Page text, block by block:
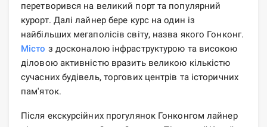
перетворився на великий порт та популярний
курорт. Далі лайнер бере курс на один із
найбільших мегаполісів світу, назва якого Гонконг.
Місто з досконалою інфраструктурою та високою
діловою активністю вразить великою кількістю
сучасних будівель, торгових центрів та історичних
пам'яток.
Після екскурсійних прогулянок Гонконгом лайнер